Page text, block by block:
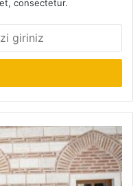
consectetur.